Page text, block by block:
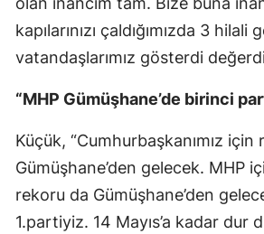
Muğla
Muş
Ordu
Rize
kapılarınızı çaldığımızda 3 hilali
vatandaşlarımız gösterdi
“MHP Gümüşhane’de birinci
Küçük, “Cumhurbaşkanımız için
Gümüşhane’den gelecek. MHP
rekoru da Gümüşhane’den
1.partiyiz. 14 Mayıs’a kadar dur